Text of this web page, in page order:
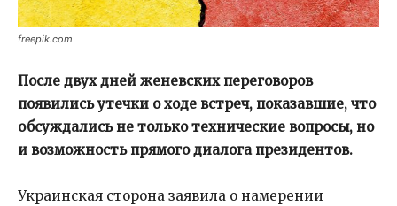
freepik.com
После двух дней женевских переговоров
появились утечки о ходе встреч, показавшие, что
обсуждались не только технические вопросы, но
и возможность прямого диалога президентов.
Украинская сторона заявила о намерении